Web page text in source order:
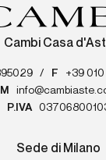
Cambi Casa
/ F
+39
M
P.IVA
Sede di Milano